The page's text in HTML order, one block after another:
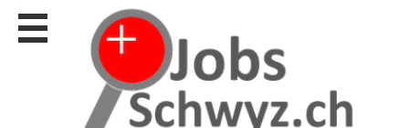
Stellen